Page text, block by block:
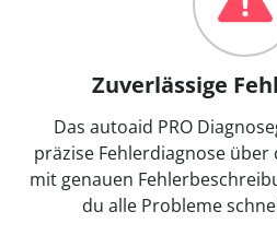
Zuverlässige
Das autoaid PRO
präzise Fehlerdiagnose über
mit genauen
du alle Probleme